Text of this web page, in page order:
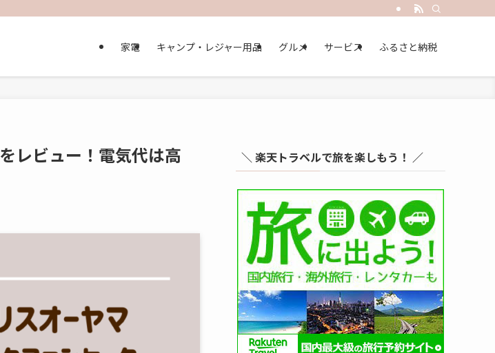
家電 キャンプ・レジャー用品 グルメ サービス ふるさと納税
レビュー！電気代は高
＼ 楽天トラベルで旅を楽しもう！ ／